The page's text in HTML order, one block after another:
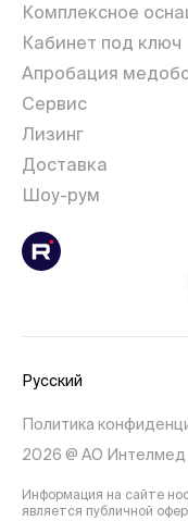
Комплексное
Кабинет под ключ
Апробация
Сервис
Лизинг
Доставка
Шоу-рум
Русский
Политика
2026 @ АО Интелмед
Информация на сайте
является публичной